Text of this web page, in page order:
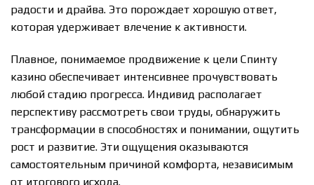
радости и драйва. Это порождает хорошую ответ,
которая удерживает влечение к активности.
Плавное, понимаемое продвижение к цели Спинту
казино обеспечивает интенсивнее прочувствовать
любой стадию прогресса. Индивид располагает
перспективу рассмотреть свои труды, обнаружить
трансформации в способностях и понимании, ощутить
рост и развитие. Эти ощущения оказываются
самостоятельным причиной комфорта, независимым
от итогового исхода.